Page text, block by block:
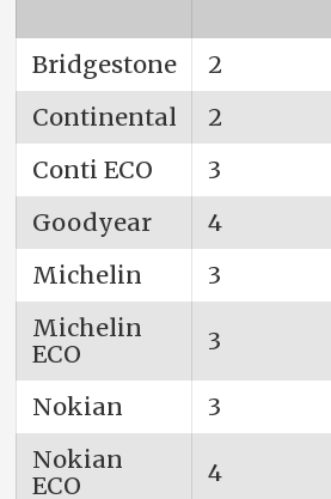
Bridgestone 2
Continental
2
Conti ECO
3
Goodyear
4
Michelin
3
Michelin
ECO
3
Nokian 3
Nokian
ECO
4